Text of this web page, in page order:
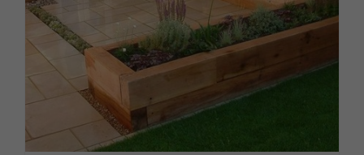
variációja
van.
változatok
termékoldalon